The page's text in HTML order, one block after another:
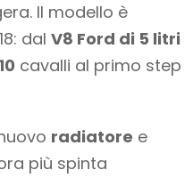
Il modello è
dal V8 Ford di 5 litri
cavalli al primo step
radiatore e
più spinta